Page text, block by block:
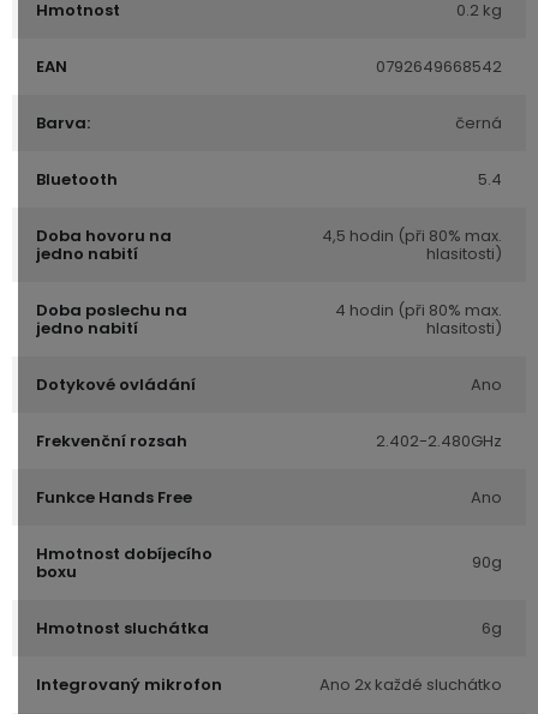
Hmotnost 0.2 kg
EAN 0792649668542
Barva: černá
Bluetooth 5.4
Doba hovoru na
jedno nabití
4,5 hodin (při 80% max.
hlasitosti)
Doba poslechu na
jedno nabití
4 hodin (při 80% max.
hlasitosti)
Dotykové ovládání Ano
Frekvenční rozsah 2.402-2.480GHz
Funkce Hands Free Ano
Hmotnost dobíjecího
boxu 90g
Hmotnost sluchátka 6g
Integrovaný mikrofon Ano 2x každé sluchátko